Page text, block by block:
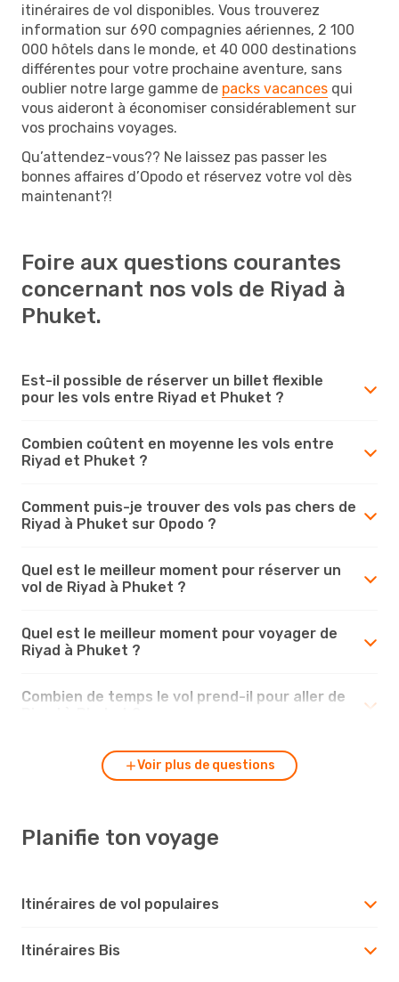
itinéraires de vol disponibles. Vous trouverez
information sur 690 compagnies aériennes, 2 100
000 hôtels dans le monde, et 40 000 destinations
différentes pour votre prochaine aventure, sans
oublier notre large gamme de packs vacances qui
vous aideront à économiser considérablement sur
vos prochains voyages.
Qu’attendez-vous?? Ne laissez pas passer les
bonnes affaires d’Opodo et réservez votre vol dès
maintenant?!
Foire aux questions courantes
concernant nos vols de Riyad à
Phuket.
Est-il possible de réserver un billet flexible
pour les vols entre Riyad et Phuket ?
Combien coûtent en moyenne les vols entre
Riyad et Phuket ?
Comment puis-je trouver des vols pas chers de
Riyad à Phuket sur Opodo ?
Quel est le meilleur moment pour réserver un
vol de Riyad à Phuket ?
Quel est le meilleur moment pour voyager de
Riyad à Phuket ?
Combien de temps le vol prend-il pour aller de
Voir plus de questions
Planifie ton voyage
Itinéraires de vol populaires
Itinéraires Bis